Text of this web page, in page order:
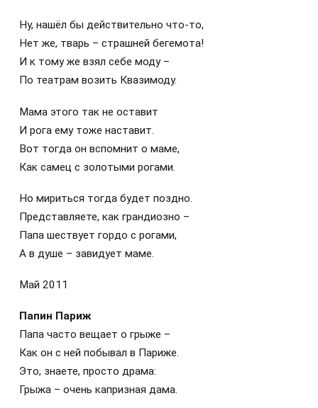
Ну, нашёл бы действительно что-то,
Нет же, тварь – страшней бегемота!
И к тому же взял себе моду –
По театрам возить Квазимоду.
Мама этого так не оставит
И рога ему тоже наставит.
Вот тогда он вспомнит о маме,
Как самец с золотыми рогами.
Но мириться тогда будет поздно.
Представляете, как грандиозно –
Папа шествует гордо с рогами,
А в душе – завидует маме.
Май 2011
Папин Париж
Папа часто вещает о грыже –
Как он с ней побывал в Париже.
Это, знаете, просто драма:
Грыжа – очень капризная дама.